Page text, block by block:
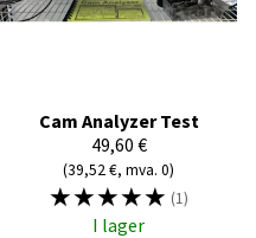
Cam Analyzer Test
49,60 €
(39,52 €, mva. 0)
☆☆☆☆☆ (1)
I lager